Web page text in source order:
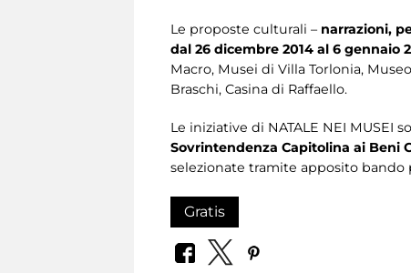
Le proposte culturali – narrazioni,
dal 26 dicembre 2014 al 6 gennaio
Macro, Musei di Villa Torlonia,
Braschi, Casina di Raffaello.
Le iniziative di NATALE NEI MUSEI
Sovrintendenza Capitolina ai Beni
selezionate tramite apposito bando
Gratis